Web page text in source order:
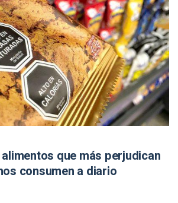
que más perjudican
consumen a diario